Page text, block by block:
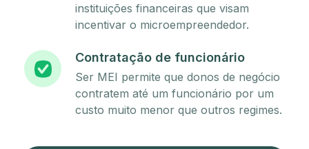
instituições financeiras que visam
incentivar o microempreendedor.
Contratação de funcionário
Ser MEI permite que donos de negócio
contratem até um funcionário por um
custo muito menor que outros regimes.